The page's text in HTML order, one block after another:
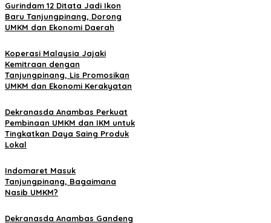
Gurindam 12 Ditata Jadi Ikon
Baru Tanjungpinang, Dorong
UMKM dan Ekonomi Daerah
Koperasi Malaysia Jajaki
Kemitraan dengan
Tanjungpinang, Lis Promosikan
UMKM dan Ekonomi Kerakyatan
Dekranasda Anambas Perkuat
Pembinaan UMKM dan IKM untuk
Tingkatkan Daya Saing Produk
Lokal
Indomaret Masuk
Tanjungpinang, Bagaimana
Nasib UMKM?
Dekranasda Anambas Gandeng